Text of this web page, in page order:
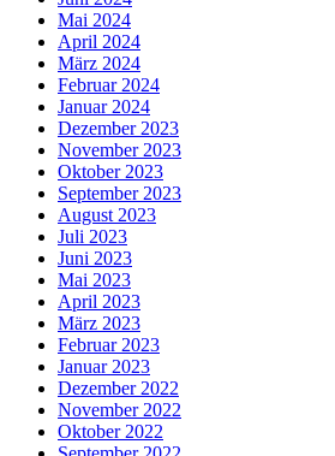
Mai 2024
April 2024
März 2024
Februar 2024
Januar 2024
Dezember 2023
November 2023
Oktober 2023
September 2023
August 2023
Juli 2023
Juni 2023
Mai 2023
April 2023
März 2023
Februar 2023
Januar 2023
Dezember 2022
November 2022
Oktober 2022